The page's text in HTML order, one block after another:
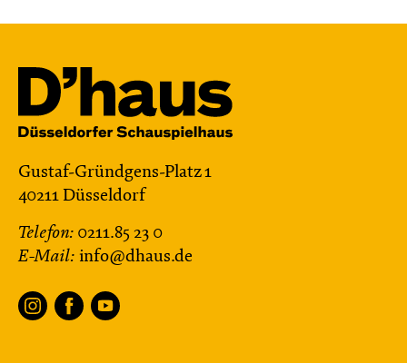
Gustaf-Gründgens-Platz 1
40211 Düsseldorf
Telefon: 0211.85 23 0
E-Mail: info@dhaus.de